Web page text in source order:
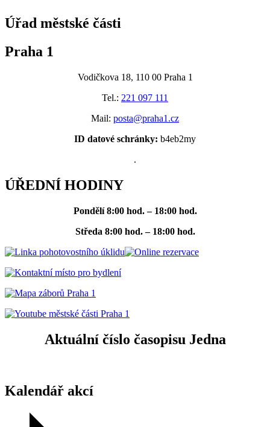
Úřad městské části
Praha 1
Vodičkova 18, 110 00 Praha 1
Tel.: 221 097 111
Mail: posta@praha1.cz
ID datové schránky: b4eb2my
.
ÚŘEDNÍ HODINY
Pondělí 8:00 hod. – 18:00 hod.
Středa 8:00 hod. – 18:00 hod.
Aktuální číslo časopisu Jedna
Kalendář akcí